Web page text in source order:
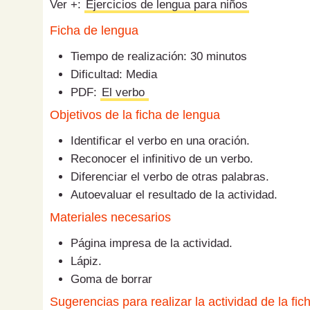
Ver +: Ejercicios de lengua para niños
Ficha de lengua
Tiempo de realización: 30 minutos
Dificultad: Media
PDF: El verbo
Objetivos de la ficha de lengua
Identificar el verbo en una oración.
Reconocer el infinitivo de un verbo.
Diferenciar el verbo de otras palabras.
Autoevaluar el resultado de la actividad.
Materiales necesarios
Página impresa de la actividad.
Lápiz.
Goma de borrar
Sugerencias para realizar la actividad de la